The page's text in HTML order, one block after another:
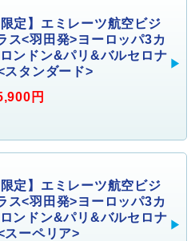
限定】エミレーツ航空ビジ
ス<羽田発>ヨーロッパ3カ
ンドン&パリ&バルセロナ
スタンダード>
円
限定】エミレーツ航空ビジ
ス<羽田発>ヨーロッパ3カ
ンドン&パリ&バルセロナ
スーペリア>